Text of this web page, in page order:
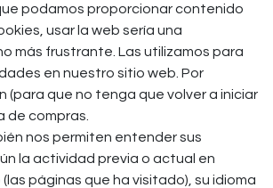
podamos proporcionar contenido
usar la web sería una
más frustrante. Las utilizamos para
en nuestro sitio web. Por
(para que no tenga que volver a iniciar
de compras.
nos permiten entender sus
la actividad previa o actual en
páginas que ha visitado), su idioma